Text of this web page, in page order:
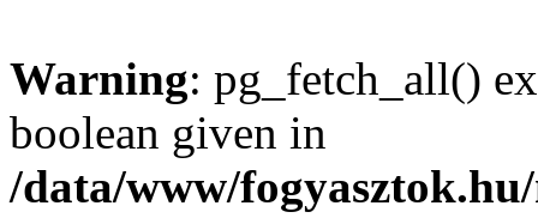
Warning: pg_fetch_all()
boolean given in
/data/www/